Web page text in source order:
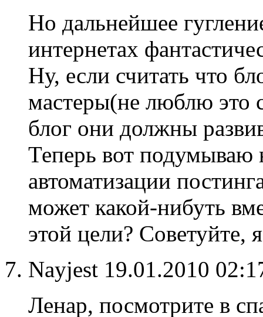
Но дальнейшее
интернетах
Ну, если считать что
мастеры(не люблю это
блог они должны
Теперь вот подумываю
автоматизации
может какой-нибуть
этой цели? Советуйте,
Nayjest 19.01.2010
Ленар, посмотрите в